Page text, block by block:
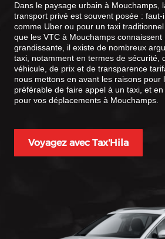
Dans le paysage urbain à Mouchamps,
transport privé est souvent posée :
comme Uber ou pour un taxi
que les VTC à Mouchamps
grandissante, il existe de nombreux
taxi, notamment en termes de sécurité,
véhicule, de prix et de transparence
nous mettons en avant les raisons pour
préférable de faire appel à un taxi, et en
pour vos déplacements à Mouchamps.
Voyagez avec Tax'Hila